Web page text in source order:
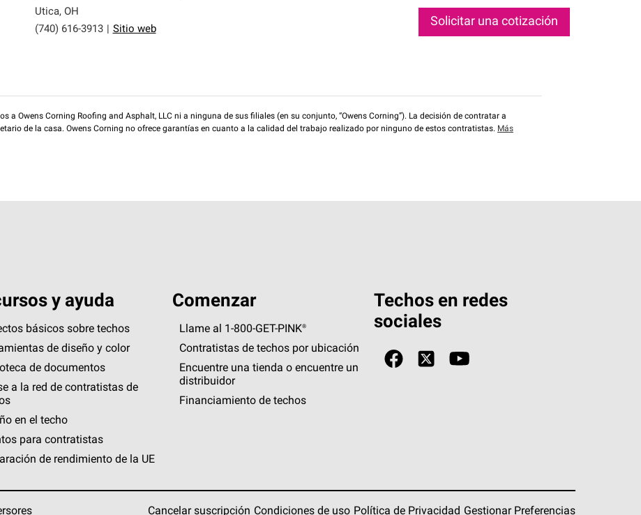
Utica, OH
(740) 616-3913
Sitio web
Solicitar una cotización
Owens Corning Roofing and Asphalt, LLC ni a ninguna de sus filiales (en su conjunto, “Owens Corning”). La decisión de contratar a
de la casa. Owens Corning no ofrece garantías en cuanto a la calidad del trabajo realizado por ninguno de estos contratistas. Más
y ayuda
básicos sobre techos
de diseño y color
de documentos
a la red de contratistas de
en el techo
para contratistas
de rendimiento de la UE
Comenzar
Llame al 1-800-GET-PINK®
Contratistas de techos por ubicación
Encuentre una tienda o encuentre un
distribuidor
Financiamiento de techos
Techos en redes
sociales
Cancelar suscripción Condiciones de uso Política de Privacidad Gestionar Preferencias